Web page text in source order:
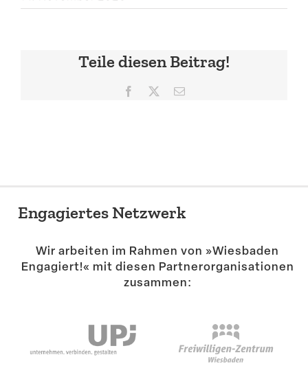
Teile diesen Beitrag!
Facebook E-
Engagiertes Netzwerk
Wir arbeiten im Rahmen von »Wiesbaden
Engagiert!« mit diesen Partner­or­ga­ni­sa­tionen
zusammen: